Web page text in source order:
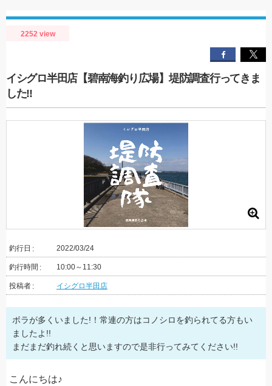
2252 view
イシグロ半田店【碧南海釣り広場】堤防調査行ってきま
した!!
釣行日 2022/03/24
釣行時間 10:00～11:30
投稿者 イシグロ半田店
ボラが多くいました!！常連の方はコノシロを釣られてる方もい
ましたよ!!
まだまだ釣れ続くと思いますので是非行ってみてください!!
こんにちは♪